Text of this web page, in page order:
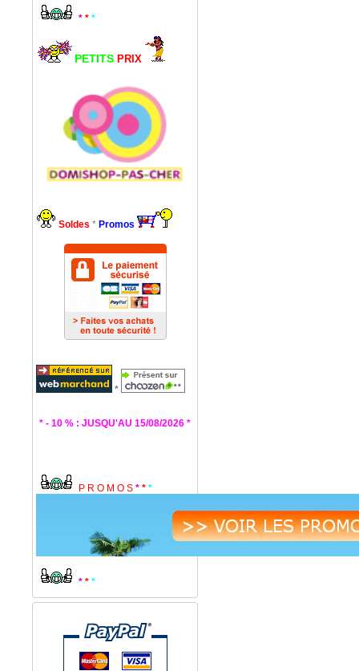
* * *
PETITS PRIX
Soldes * Promos
*
* - 10 % : JUSQU'AU 15/08/2026 *
P R O M O S * * *
* * *